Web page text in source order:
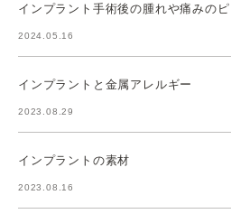
インプラント手術後の腫れや痛みのピ
2024.05.16
インプラントと金属アレルギー
2023.08.29
インプラントの素材
2023.08.16